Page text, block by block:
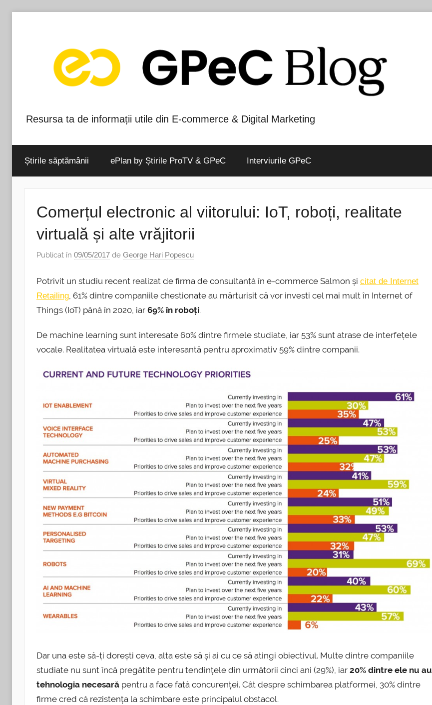
Blog-
ul
GPeC
Resursa ta de informații utile din E-commerce & Digital Marketing
Știrile săptămânii ePlan by Știrile ProTV & GPeC Interviurile GPeC
Comerțul electronic al viitorului: IoT, roboți, realitate
virtuală și alte vrăjitorii
Publicat în 09/05/2017 de George Hari Popescu
Potrivit un studiu recent realizat de firma de consultanță în e-commerce Salmon și citat de Internet
Retailing , 61% dintre companiile chestionate au mărturisit că vor investi cel mai mult în Internet of
Things (IoT) până în 2020, iar 69% în roboți.
De machine learning sunt interesate 60% dintre firmele studiate, iar 53% sunt atrase de interfețele
vocale. Realitatea virtuală este interesantă pentru aproximativ 59% dintre companii.
Dar una este să-ți dorești ceva, alta este să și ai cu ce să atingi obiectivul. Multe dintre companiile
studiate nu sunt încă pregătite pentru tendințele din următorii cinci ani (29%), iar 20% dintre ele nu au
tehnologia necesară pentru a face față concurenței. Cât despre schimbarea platformei, 30% dintre
firme cred că rezistența la schimbare este principalul obstacol.